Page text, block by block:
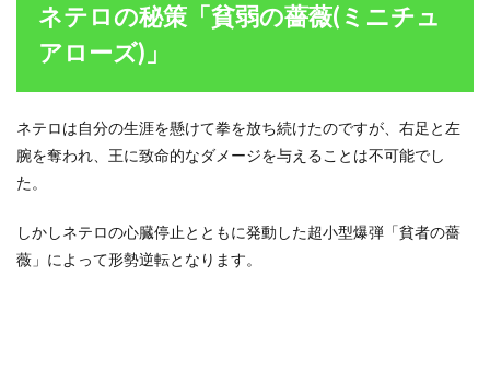
ネテロの秘策「貧弱の薔薇(ミニチュ
アローズ)」
ネテロは自分の生涯を懸けて拳を放ち続けたのですが、右足と左
腕を奪われ、王に致命的なダメージを与えることは不可能でし
た。
しかしネテロの心臓停止とともに発動した超小型爆弾「貧者の薔
薇」によって形勢逆転となります。